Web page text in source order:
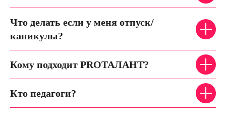
Что делать если у меня отпуск/
каникулы?
Кому подходит PROТАЛАНТ?
Кто педагоги?